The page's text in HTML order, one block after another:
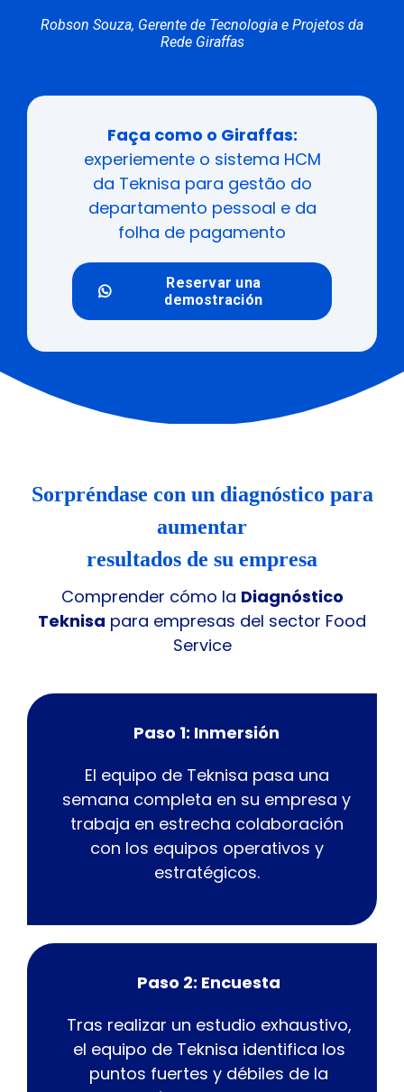
Robson Souza, Gerente de Tecnologia e Projetos da
Rede Giraffas
Faça como o Giraffas:
experiemente o sistema HCM
da Teknisa para gestão do
departamento pessoal e da
folha de pagamento
Reservar una
demostración
Sorpréndase con un diagnóstico para
aumentar
resultados de su empresa
Comprender cómo la Diagnóstico
Teknisa para empresas del sector Food
Service
Paso 1: Inmersión
El equipo de Teknisa pasa una
semana completa en su empresa y
trabaja en estrecha colaboración
con los equipos operativos y
estratégicos.
Paso 2: Encuesta
Tras realizar un estudio exhaustivo,
el equipo de Teknisa identifica los
puntos fuertes y débiles de la